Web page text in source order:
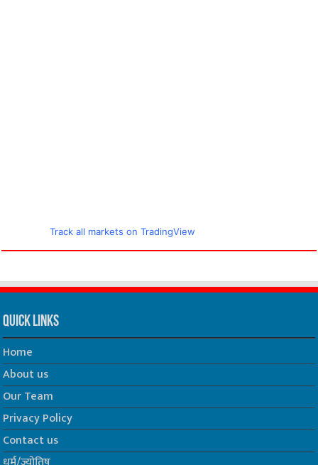
Track all markets on TradingView
Quick Links
Home
About us
Our Team
Privacy Policy
Contact us